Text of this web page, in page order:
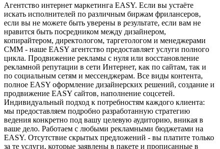
Агентство интернет маркетинга EASY. Если вы устаёте
искать исполнителей по различным биржам фрилансеров,
если вы не можете быть уверены в результате, если вам не
нравится быть посредником между дизайнером,
копирайтером, директологом, таргетологом и менеджерами
СММ - наше EASY агентство предоставляет услуги полного
цикла. Продвижение рекламы с нуля или восстановление
рекламной репутации в сети Интернет, как по сайтам, так и
по социальным сетям и мессенджерам. Все виды контента,
полное EASY оформление дизайнерских решений, создание и
продвижение EASY сайтов, наполнение соцсетей.
Индивидуальный подход к потребностям каждого клиента:
мы предоставляем подробно разработанную стратегию
ведения конкретно под вашу целевую аудиторию, вникая в
ваше дело. Работаем с любыми рекламными бюджетами на
EASY. Отсутствие скрытых предложений - вы платите только
за те услуги, которые заявлены в пакете и прописанные в